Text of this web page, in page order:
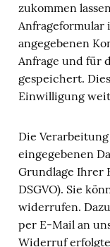
zukommen
Anfrageformular
angegebenen
Anfrage und für
gespeichert.
Einwilligung
Die
eingegebenen
Grundlage Ihrer
DSGVO). Sie
widerrufen.
per E-Mail an
Widerruf